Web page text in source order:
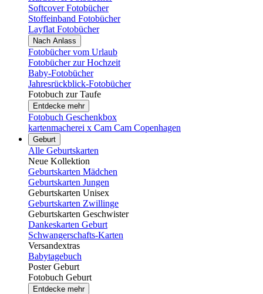
Softcover Fotobücher
Stoffeinband Fotobücher
Layflat Fotobücher
Nach Anlass
Fotobücher vom Urlaub
Fotobücher zur Hochzeit
Baby-Fotobücher
Jahresrückblick-Fotobücher
Fotobuch zur Taufe
Entdecke mehr
Fotobuch Geschenkbox
kartenmacherei x Cam Cam Copenhagen
Geburt
Alle Geburtskarten
Neue Kollektion
Geburtskarten Mädchen
Geburtskarten Jungen
Geburtskarten Unisex
Geburtskarten Zwillinge
Geburtskarten Geschwister
Dankeskarten Geburt
Schwangerschafts-Karten
Versandextras
Babytagebuch
Poster Geburt
Fotobuch Geburt
Entdecke mehr